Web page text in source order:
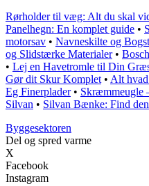
Rørholder til væg: Alt du skal
Panelhegn: En komplet guide •
motorsav • Navneskilte og
og Slidstærke Materialer•
• Lej en Havetromle til Din
Gør dit Skur Komplet • Alt
Eg Finerplader• Skræmmeugle
Silvan • Silvan Bænke: Find
Byggesektoren
Del og spred varme
X
Facebook
Instagram